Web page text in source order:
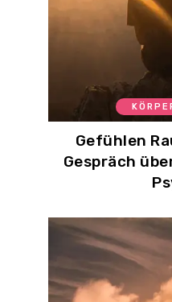
Gefühlen
Gespräch